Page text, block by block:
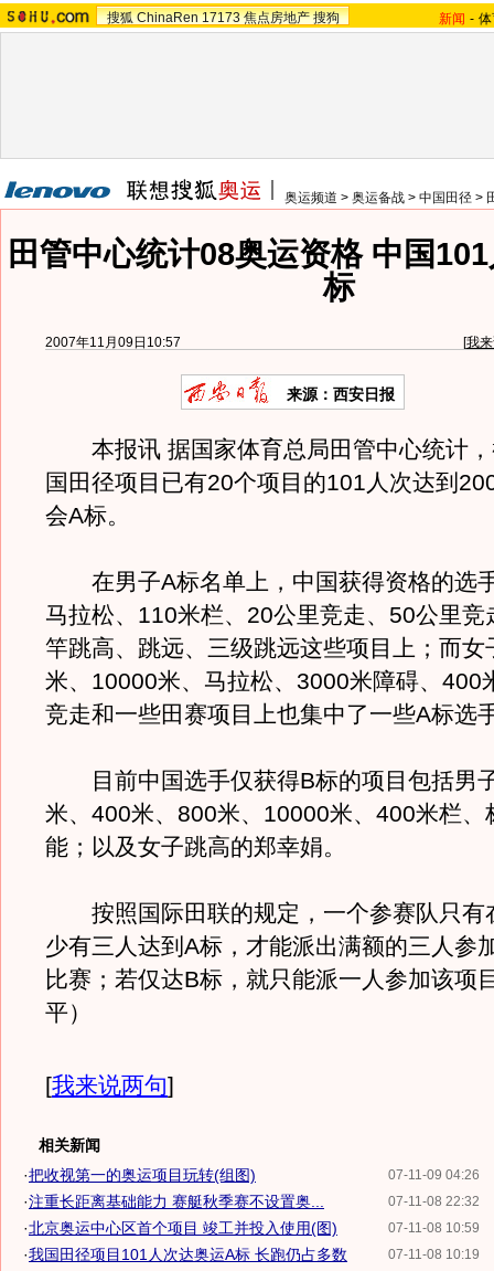
搜狐 ChinaRen 17173 焦点房地产 搜狗 新闻 -
奥运频道 > 奥运备战 > 中国田径 >
田管中心统计08奥运资格 中国
标
2007年11月09日10:57 [我
来源：西安日报
本报讯 据国家体育总局田管中心统计，
国田径项目已有20个项目的101人次达到
会A标。
在男子A标名单上，中国获得资格的选
马拉松、110米栏、20公里竞走、50公里竞
竿跳高、跳远、三级跳远这些项目上；而
米、10000米、马拉松、3000米障碍、400
竞走和一些田赛项目上也集中了一些A标选
目前中国选手仅获得B标的项目包括男
米、400米、800米、10000米、400米栏、
能；以及女子跳高的郑幸娟。
按照国际田联的规定，一个参赛队只有
少有三人达到A标，才能派出满额的三人参
比赛；若仅达B标，就只能派一人参加该项
平）
[我来说两句]
相关新闻
07-11-09 04:26
·把收视第一的奥运项目玩转(组图)
07-11-08 22:32
·注重长距离基础能力 赛艇秋季赛不设置奥...
07-11-08 10:59
·北京奥运中心区首个项目 竣工并投入使用(图)
07-11-08 10:19
·我国田径项目101人次达奥运A标 长跑仍占多数